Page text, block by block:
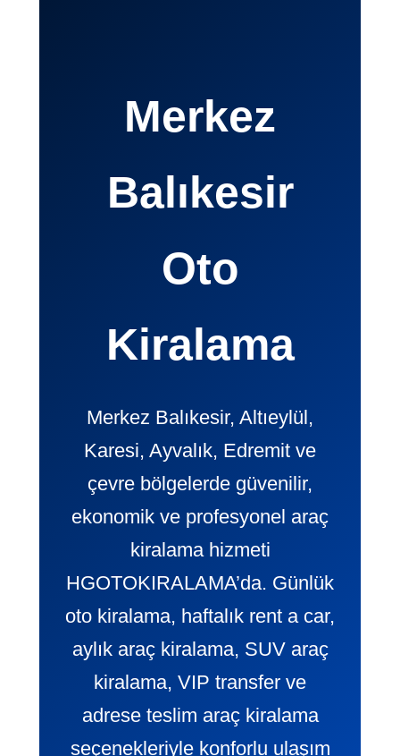
Merkez
Balıkesir
Oto
Kiralama
Merkez Balıkesir, Altıeylül,
Karesi, Ayvalık, Edremit ve
çevre bölgelerde güvenilir,
ekonomik ve profesyonel araç
kiralama hizmeti
HGOTOKIRALAMA’da. Günlük
oto kiralama, haftalık rent a car,
aylık araç kiralama, SUV araç
kiralama, VIP transfer ve
adrese teslim araç kiralama
seçenekleriyle konforlu ulaşım